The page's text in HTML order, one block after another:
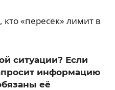
кто «пересек» лимит в
ситуации? Если
информацию
её